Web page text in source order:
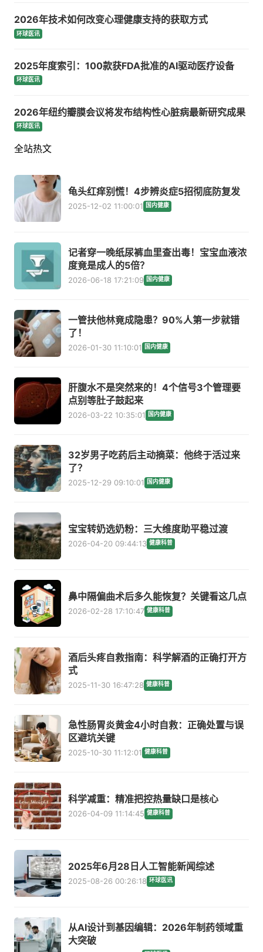
2026年技术如何改变心理健康支持的获取方式
环球医讯
2025年度索引：100款获FDA批准的AI驱动医疗设备
环球医讯
2026年纽约瓣膜会议将发布结构性心脏病最新研究成果
环球医讯
全站热文
龟头红痒别慌！4步辨炎症5招彻底防复发
2025-12-02 11:00:01 国内健康
记者穿一晚纸尿裤血里查出毒！宝宝血液浓
度竟是成人的5倍？
2026-06-18 17:21:09 国内健康
一管扶他林竟成隐患？90%人第一步就错
了！
2026-01-30 11:10:01 国内健康
肝腹水不是突然来的！4个信号3个管理要
点别等肚子鼓起来
2026-03-22 10:35:01 国内健康
32岁男子吃药后主动摘菜：他终于活过来
了？
2025-12-29 09:10:01 国内健康
宝宝转奶选奶粉：三大维度助平稳过渡
2026-04-20 09:44:13 健康科普
鼻中隔偏曲术后多久能恢复？关键看这几点
2026-02-28 17:10:47 健康科普
酒后头疼自救指南：科学解酒的正确打开方
式
2025-11-30 16:47:28 健康科普
急性肠胃炎黄金4小时自救：正确处置与误
区避坑关键
2025-10-30 11:12:01 健康科普
科学减重：精准把控热量缺口是核心
2026-04-09 11:14:45 健康科普
2025年6月28日人工智能新闻综述
2025-08-26 00:26:18 环球医讯
从AI设计到基因编辑：2026年制药领域重
大突破